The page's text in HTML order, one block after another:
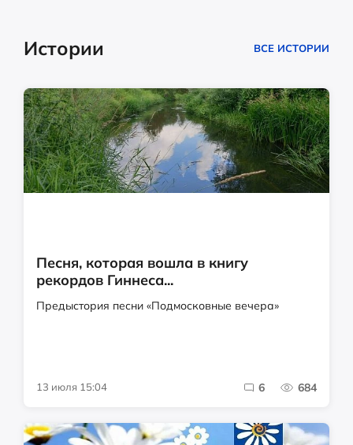
Истории ВСЕ ИСТОРИИ
Песня, которая вошла в книгу
рекордов Гиннеса...
Предыстория песни «Подмосковные вечера»
13 июля 15:04 6 684